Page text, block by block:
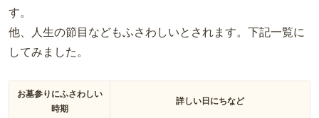
す。
他、人生の節目などもふさわしいとされます。下記一覧に
してみました。
お墓参りにふさわしい
時期
詳しい日にちなど